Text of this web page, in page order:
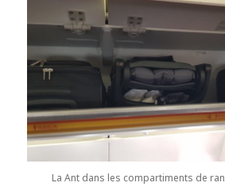
La Ant dans les compartiments de